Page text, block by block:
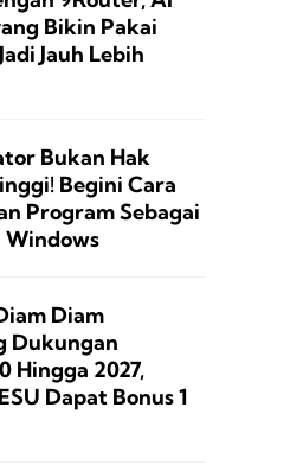
Bikin Pakai
Jauh Lebih
Bukan Hak
Begini Cara
Program Sebagai
Windows
Diam
Dukungan
Hingga 2027,
Dapat Bonus 1